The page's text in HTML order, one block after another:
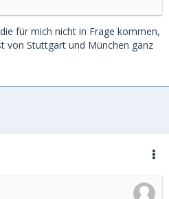
für mich nicht in Frage kommen,
von Stuttgart und München ganz